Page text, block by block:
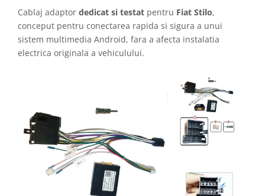
Cablaj adaptor dedicat si testat pentru Fiat Stilo,
conceput pentru conectarea rapida si sigura a unui
sistem multimedia Android, fara a afecta instalatia
electrica originala a vehiculului.